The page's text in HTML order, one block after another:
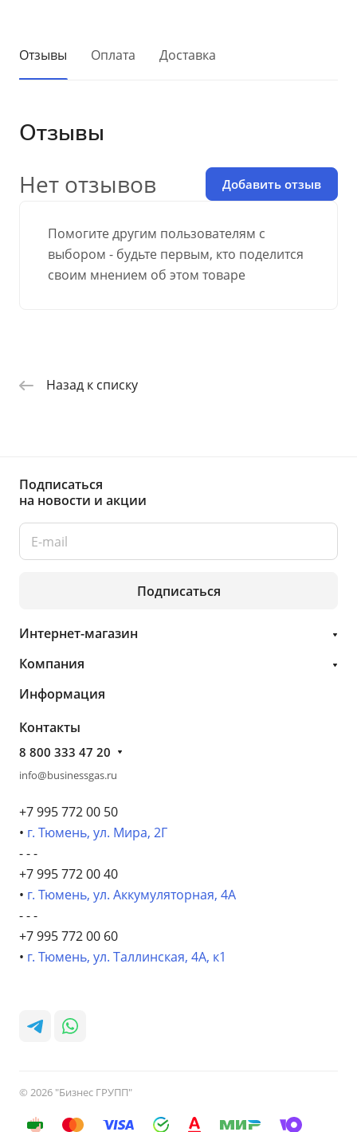
Отзывы Оплата Доставка
Отзывы
Помогите другим пользователям с
выбором - будьте первым, кто поделится
своим мнением об этом товаре
Нет отзывов Добавить отзыв
Назад к списку
Подписаться
на новости и акции
Подписаться
Интернет-магазин
Компания
Информация
Контакты
8 800 333 47 20
info@businessgas.ru
+7 995 772 00 50
• г. Тюмень, ул. Мира, 2Г
- - -
+7 995 772 00 40
• г. Тюмень, ул. Аккумуляторная, 4А
- - -
+7 995 772 00 60
• г. Тюмень, ул. Таллинская, 4А, к1
© 2026 "Бизнес ГРУПП"